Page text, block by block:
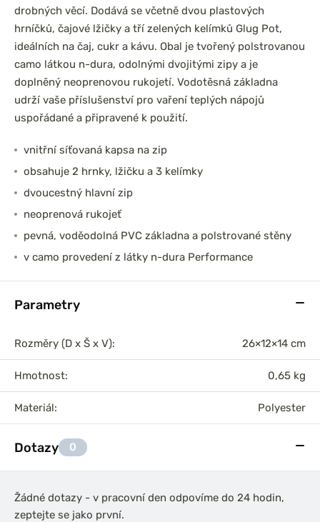
drobných věcí. Dodává se včetně dvou plastových
hrníčků, čajové lžičky a tří zelených kelímků Glug Pot,
ideálních na čaj, cukr a kávu. Obal je tvořený polstrovanou
camo látkou n-dura, odolnými dvojitými zipy a je
doplněný neoprenovou rukojetí. Vodotěsná základna
udrží vaše příslušenství pro vaření teplých nápojů
uspořádané a připravené k použití.
vnitřní síťovaná kapsa na zip
obsahuje 2 hrnky, lžičku a 3 kelímky
dvoucestný hlavní zip
neoprenová rukojeť
pevná, voděodolná PVC základna a polstrované stěny
v camo provedení z látky n-dura Performance
Parametry
Rozměry (D x Š x V): 26×12×14 cm
Hmotnost: 0,65 kg
Materiál: Polyester
Dotazy 0
Žádné dotazy - v pracovní den odpovíme do 24 hodin,
zeptejte se jako první.